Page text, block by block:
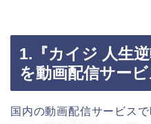
1.『カイジ 人生
を動画配信サー
国内の動画配信サービス